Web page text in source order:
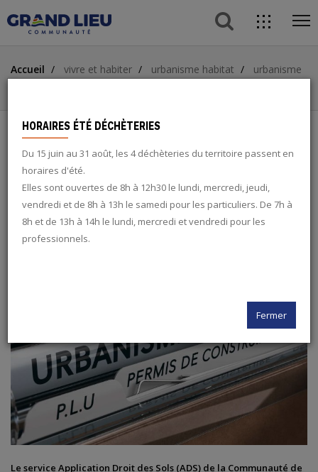
au
au
button
direct
ACCÈS DIRECTS
button
search
twitter
HORAIRES ÉTÉ DÉCHÈTERIES
Du 15 juin au 31 août, les 4 déchèteries du territoire passent en
horaires d'été.
Elles sont ouvertes de 8h à 12h30 le lundi, mercredi, jeudi,
vendredi et de 8h à 13h le samedi pour les particuliers. De 7h à
8h et de 13h à 14h le lundi, mercredi et vendredi pour les
professionnels.
Fermer
Accueil vivre et habiter urbanisme habitat
urbanisme
SERVICE APPLICATION DU DROIT
DES SOLS
HABITAT
Le service Application Droit des Sols (ADS) de la Communauté de